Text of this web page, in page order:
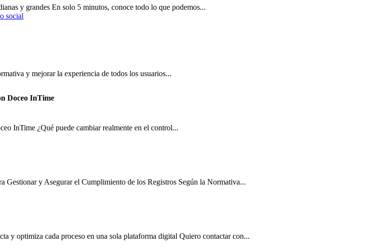
y grandes En solo 5 minutos, conoce todo lo que podemos...
y mejorar la experiencia de todos los usuarios...
Doceo InTime
InTime ¿Qué puede cambiar realmente en el control...
Gestionar y Asegurar el Cumplimiento de los Registros Según la Normativa...
y optimiza cada proceso en una sola plataforma digital Quiero contactar con...